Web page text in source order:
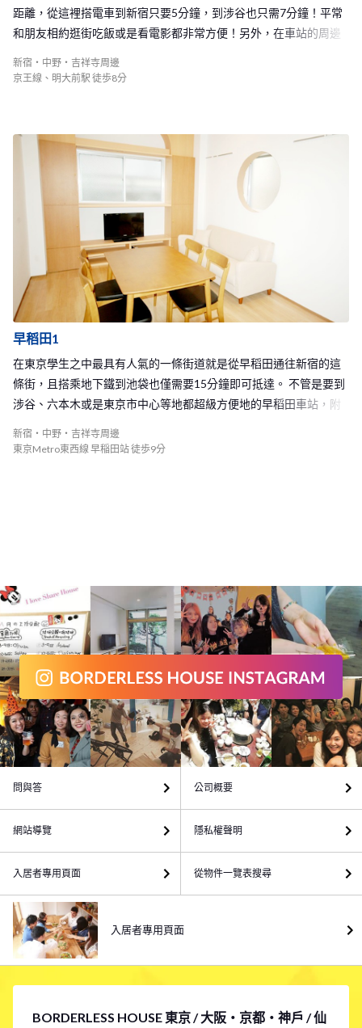
距離，從這裡搭電車到新宿只要5分鐘，到涉谷也只需7分鐘！平常
和朋友相約逛街吃飯或是看電影都非常方便！另外，在車站的周邊
的學校，使這裡的氣氛有著充滿活力的感覺。 交通如此便利又有著
要猶豫了！快加入我們的明大前1 Share House大家庭，和來自世界
各地的人一起在日本快樂的生活吧！
新宿・中野・吉祥寺周邊
京王線、明大前駅 徒歩8分
早稻田1
在東京學生之中最具有人氣的一條街道就是從早稻田通往新宿的這
條街，且搭乘地下鐵到池袋也僅需要15分鐘即可抵達。 不管是要到
涉谷、六本木或是東京市中心等地都超級方便地的早稻田車站，附
更有著便宜的二手書店，相當推薦給學生族群入住！ 同時在這裡逛
等著你來加入～快來這裡和來自世界各地的房客們展開美好難忘的
東京新生活吧！ <span style="color:red;">※禁菸物件 本物件不接受
吸菸者入住。</span>
新宿・中野・吉祥寺周邊
東京Metro東西線 早稲田站 徒歩9分
BORDERLESS HOUSE 東京 / 大阪・京都・神戶 / 仙
問與答 公司概要
網站導覽 隱私權聲明
入居者專用頁面 從物件一覽表搜尋
入居者專用頁面